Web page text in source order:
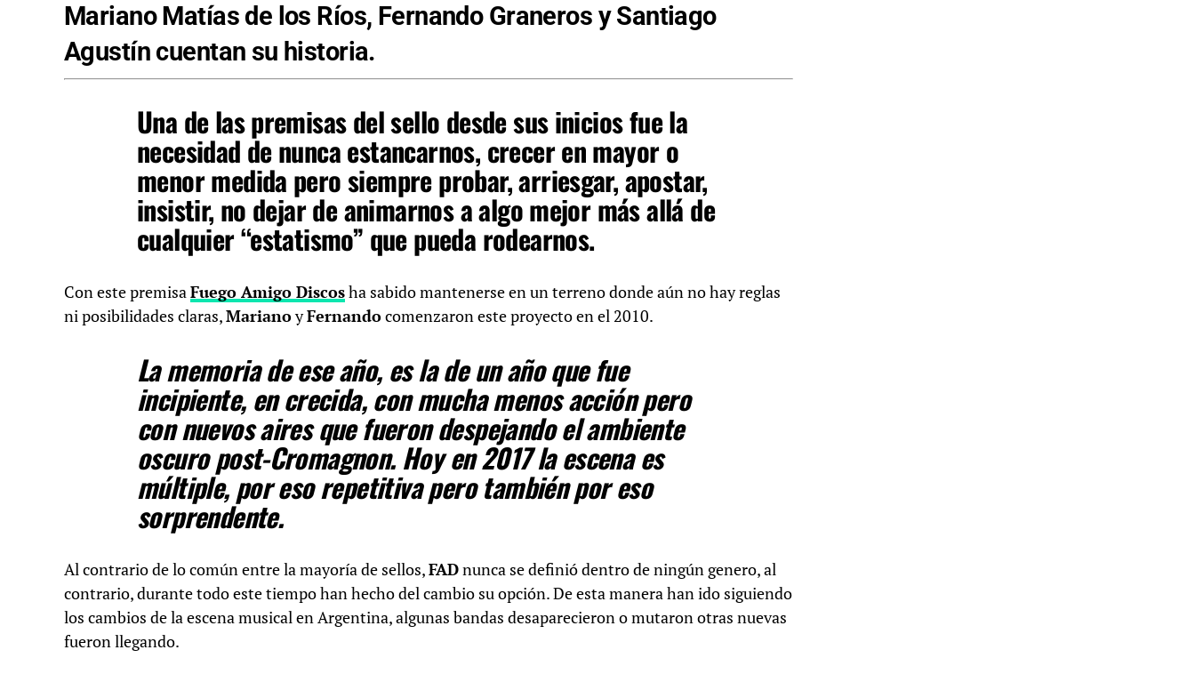
Mariano Matías de los Ríos, Fernando Graneros y Santiago
Agustín cuentan su historia.
Una de las premisas del sello desde sus inicios fue la
necesidad de nunca estancarnos, crecer en mayor o
menor medida pero siempre probar, arriesgar, apostar,
insistir, no dejar de animarnos a algo mejor más allá de
cualquier “estatismo” que pueda rodearnos.
Con este premisaFuego Amigo Discosha sabido mantenerse en un terreno donde aún no hay reglas
ni posibilidades claras,MarianoyFernandocomenzaron este proyecto en el 2010.
La memoria de ese año, es la de un año que fue
incipiente, en crecida, con mucha menos acción pero
con nuevos aires que fueron despejando el ambiente
oscuro post-Cromagnon. Hoy en 2017 la escena es
múltiple, por eso repetitiva pero también por eso
sorprendente.
Al contrario de lo común entre la mayoría de sellos,FADnunca se definió dentro de ningún genero, al
contrario, durante todo este tiempo han hecho del cambio su opción. De esta manera han ido siguiendo
los cambios de la escena musical en Argentina, algunas bandas desaparecieron o mutaron otras nuevas
fueron llegando.